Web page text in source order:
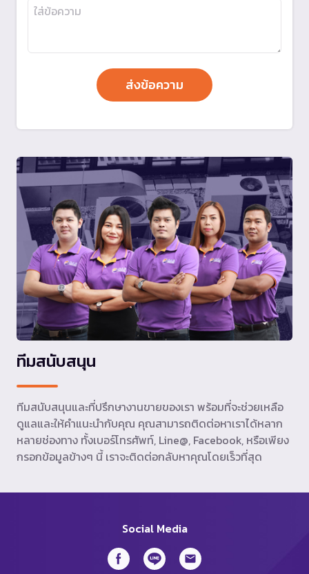
ทีมสนับสนุน
ทีมสนับสนุนและที่ปรึกษางานขายของเรา พร้อมที่จะช่วยเหลือ
ดูแลและให้คำแนะนำกับคุณ คุณสามารถติดต่อหาเราได้หลาก
หลายช่องทาง ทั้งเบอร์โทรศัพท์, Line@, Facebook, หรือเพียง
กรอกข้อมูลข้างๆ นี้ เราจะติดต่อกลับหาคุณโดยเร็วที่สุด
Social Media